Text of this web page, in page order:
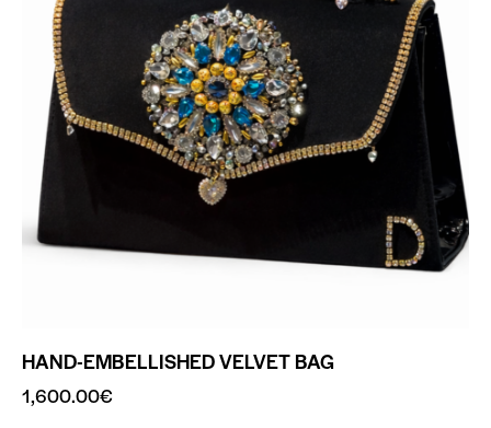
HAND-EMBELLISHED VELVET BAG
1,600.00€